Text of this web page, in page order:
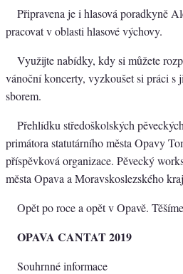
Připravena je i hlasová poradkyně
pracovat v oblasti hlasové výchovy.
Využijte nabídky, kdy si můžete
vánoční koncerty, vyzkoušet si práci
sborem.
Přehlídku středoškolských
primátora statutárního města Opavy
příspěvková organizace. Pěvecký
města Opava a Moravskoslezského
Opět po roce a opět v Opavě.
OPAVA CANTAT 2019
Souhrnné informace